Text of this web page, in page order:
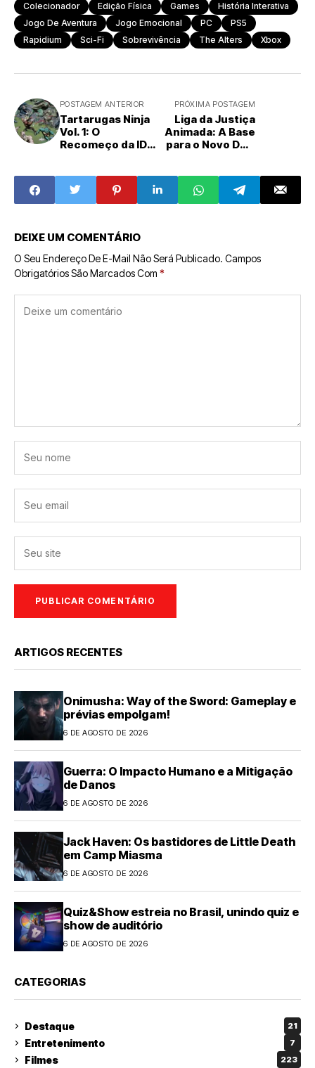
Colecionador Edição Física Games
História Interativa
Jogo De Aventura
Jogo Emocional PC
PS5
Rapidium
Sci-Fi Sobrevivência The Alters Xbox
POSTAGEM ANTERIOR
Tartarugas Ninja
Vol. 1: O
Recomeço da IDW
PRÓXIMA POSTAGEM
Liga da Justiça
Animada: A Base
para o Novo DCU
DEIXE UM COMENTÁRIO
O Seu Endereço De E-Mail Não Será Publicado. Campos
Obrigatórios São Marcados Com *
ARTIGOS RECENTES
Onimusha: Way of the Sword: Gameplay e
prévias empolgam!
6 DE AGOSTO DE 2026
Guerra: O Impacto Humano e a Mitigação
de Danos
6 DE AGOSTO DE 2026
Jack Haven: Os bastidores de Little Death
em Camp Miasma
6 DE AGOSTO DE 2026
Quiz&Show estreia no Brasil, unindo quiz e
show de auditório
6 DE AGOSTO DE 2026
CATEGORIAS
Destaque 21
Entretenimento 7
Filmes 223